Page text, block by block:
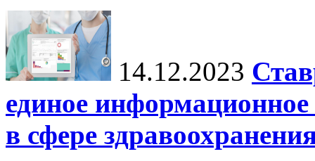
14.12.2023
единое
в сфере